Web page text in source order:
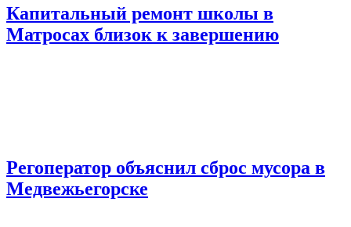
Капитальный ремонт школы в
Матросах близок к завершению
Регоператор объяснил сброс мусора в
Медвежьегорске